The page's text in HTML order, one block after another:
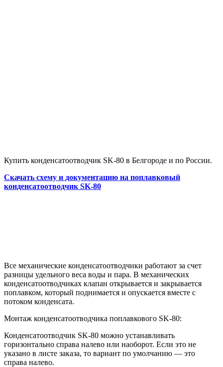
Купить конденсатоотводчик SK-80 в Белгороде и по России.
Скачать схему и документацию на поплавковый
конденсатоотводчик SK-80
Все механические конденсатоотводчики работают за счет
разницы удельного веса воды и пара. В механических
конденсатоотводчиках клапан открывается и закрывается
поплавком, который поднимается и опускается вместе с
потоком конденсата.
Монтаж конденсатоотводчика поплавкового SK-80:
Конденсатоотводчик SK-80 можно устанавливать
горизонтально справа налево или наоборот. Если это не
указано в листе заказа, то вариант по умолчанию — это
справа налево.